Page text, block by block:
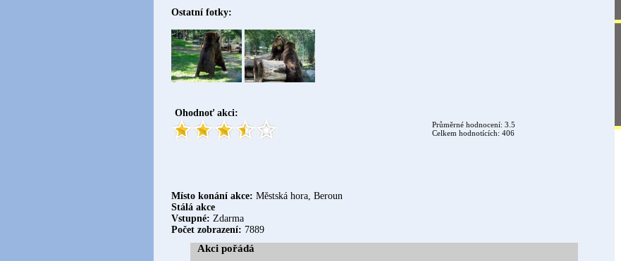
Ostatní fotky:
Ohodnoť akci:
Průměrné hodnocení: 3.5
Celkem hodnotících: 406
Místo konání akce: Městská hora, Beroun
Stálá akce
Vstupné: Zdarma
Počet zobrazení: 7889
Akci pořádá